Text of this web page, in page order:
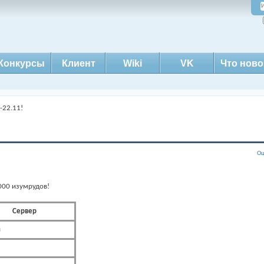
Конкурсы Клиент Wiki VK Что
22.11!
изумрудов!
Сервер